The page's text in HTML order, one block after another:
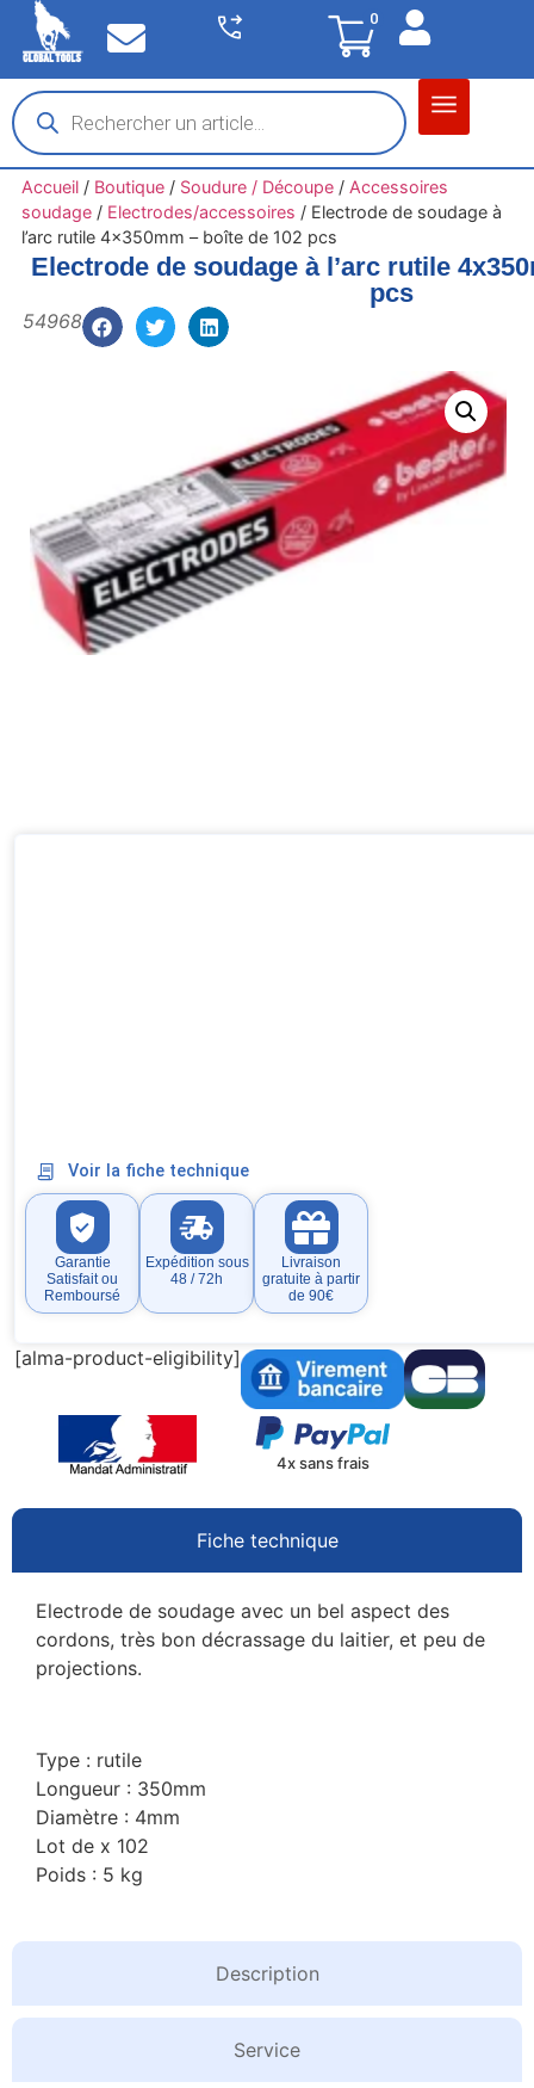
0
Accueil/ Boutique/ Soudure / Découpe/ Accessoires
soudage/ Electrodes/accessoires / Electrode de soudage à
l’arc rutile 4x350mm – boîte de 102 pcs
Electrode de soudage à l’arc rutile
pcs
54968
Voir la fiche technique
Garantie
Satisfait ou
Remboursé
Expédition sous
48 / 72h
Livraison
gratuite à partir
de 90€
[alma-product-eligibility]
4x sans frais
Fiche technique
Description
Service
Electrode de soudage avec un bel aspect des
cordons, très bon décrassage du laitier, et peu de
projections.
Type : rutile
Longueur : 350mm
Diamètre : 4mm
Lot de x 102
Poids : 5 kg